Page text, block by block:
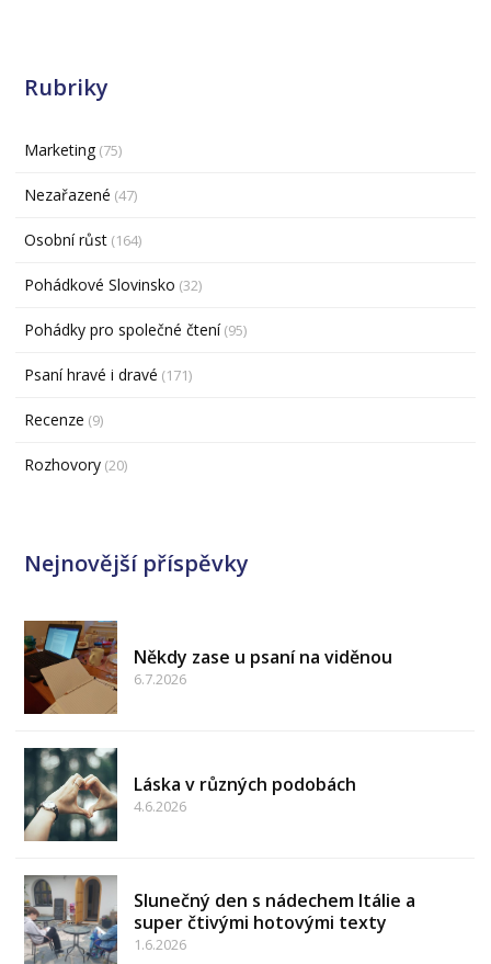
Rubriky
Marketing (75)
Nezařazené (47)
Osobní růst (164)
Pohádkové Slovinsko (32)
Pohádky pro společné čtení(95)
Psaní hravé i dravé (171)
Recenze (9)
Rozhovory (20)
Nejnovější příspěvky
Někdy zase u psaní na viděnou
6.7.2026
Láska v různých podobách
4.6.2026
Slunečný den s nádechem Itálie a
super čtivými hotovými texty
1.6.2026